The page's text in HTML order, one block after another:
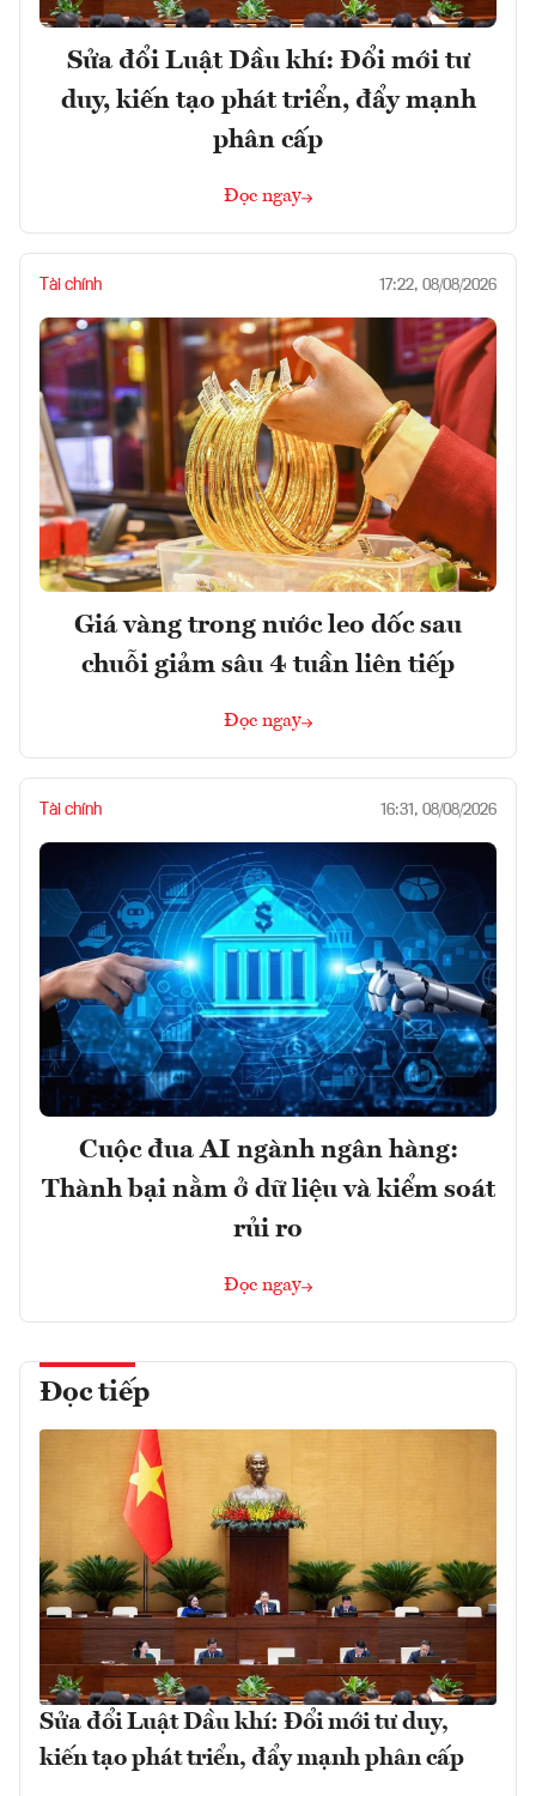
Sửa đổi Luật Dầu khí: Đổi mới tư
duy, kiến tạo phát triển, đẩy mạnh
phân cấp
Đọc ngay
Tài chính 17:22, 08/08/2026
Giá vàng trong nước leo dốc sau
chuỗi giảm sâu 4 tuần liên tiếp
Đọc ngay
Tài chính 16:31, 08/08/2026
Cuộc đua AI ngành ngân hàng:
Thành bại nằm ở dữ liệu và kiểm soát
rủi ro
Đọc ngay
Đọc tiếp
Sửa đổi Luật Dầu khí: Đổi mới tư duy,
kiến tạo phát triển, đẩy mạnh phân cấp